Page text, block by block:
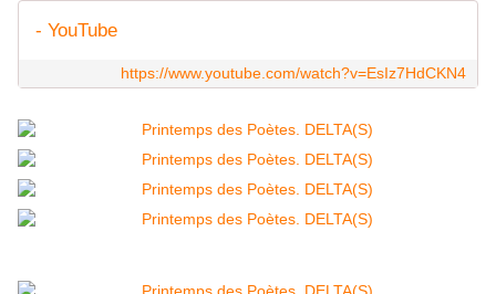
- YouTube
https://www.youtube.com/watch?v=EsIz7HdCKN4